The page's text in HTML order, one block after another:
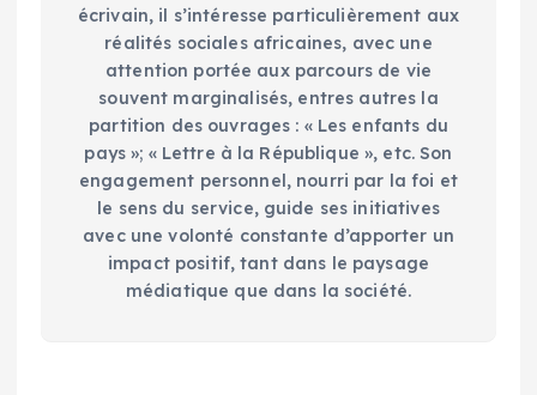
écrivain, il s’intéresse particulièrement aux
réalités sociales africaines, avec une
attention portée aux parcours de vie
souvent marginalisés, entres autres la
partition des ouvrages : « Les enfants du
pays »; « Lettre à la République », etc. Son
engagement personnel, nourri par la foi et
le sens du service, guide ses initiatives
avec une volonté constante d’apporter un
impact positif, tant dans le paysage
médiatique que dans la société.